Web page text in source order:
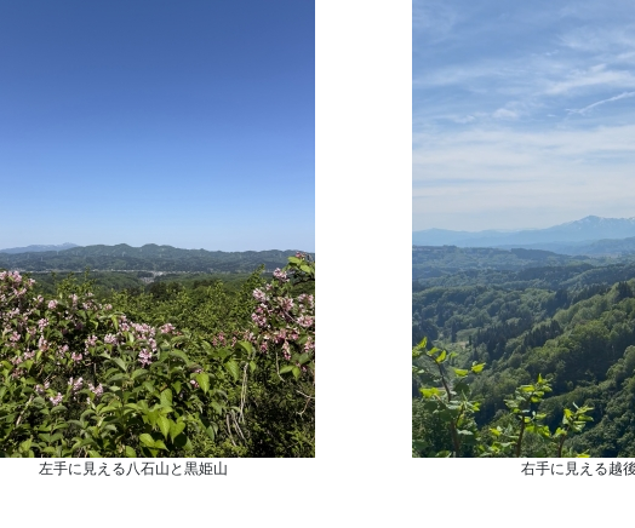
左手に見える八石山と黒姫山 右手に見える越